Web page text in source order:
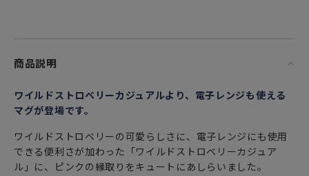
商品説明
ワイルドストロベリーカジュアルより、電子レンジも使える
マグが登場です。
ワイルドストロベリーの可愛らしさに、電子レンジにも使用
できる便利さが加わった「ワイルドストロベリーカジュア
ル」に、ピンクの縁取りをキュートにあしらいました。